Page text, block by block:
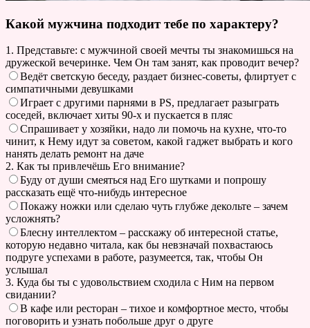
Какой мужчина подходит тебе по характеру?
1. Представьте: с мужчиной своей мечты ты знакомишься на
дружеской вечеринке. Чем Он там занят, как проводит вечер?
Ведёт светскую беседу, раздает бизнес-советы, флиртует с
симпатичными девушками
Играет с другими парнями в PS, предлагает разыграть
соседей, включает хиты 90-х и пускается в пляс
Спрашивает у хозяйки, надо ли помочь на кухне, что-то
чинит, к Нему идут за советом, какой гаджет выбрать и кого
нанять делать ремонт на даче
2. Как ты привлечёшь Его внимание?
Буду от души смеяться над Его шутками и попрошу
рассказать ещё что-нибудь интересное
Покажу ножки или сделаю чуть глубже декольте – зачем
усложнять?
Блесну интеллектом – расскажу об интересной статье,
которую недавно читала, как бы невзначай похвастаюсь
подруге успехами в работе, разумеется, так, чтобы Он
услышал
3. Куда бы ты с удовольствием сходила с Ним на первом
свидании?
В кафе или ресторан – тихое и комфортное место, чтобы
поговорить и узнать побольше друг о друге